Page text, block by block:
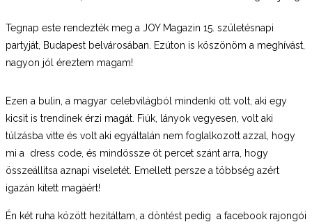
Tegnap este rendezték meg a JOY Magazin 15. születésnapi
partyját, Budapest belvárosában. Ezúton is köszönöm a meghívást,
nagyon jól éreztem magam!
Ezen a bulin, a magyar celebvilágból mindenki ott volt, aki egy
kicsit is trendinek érzi magát. Fiúk, lányok vegyesen, volt aki
túlzásba vitte és volt aki egyáltalán nem foglalkozott azzal, hogy
mi a dress code, és mindössze öt percet szánt arra, hogy
összeállítsa aznapi viseletét. Emellett persze a többség azért
igazán kitett magáért!
Én két ruha között hezitáltam, a döntést pedig a facebook rajongói